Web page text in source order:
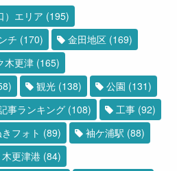
）エリア (195)
チ (170) 金田地区 (169)
木更津 (165)
観光 (138) 公園 (131)
事ランキング (108) 工事 (92)
フォト (89) 袖ケ浦駅 (88)
木更津港 (84)